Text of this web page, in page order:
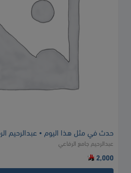
حدث في مثل هذا اليوم • عبدالرحيم
الورد
عبدالرحيم جامع الرفاعي
2,000